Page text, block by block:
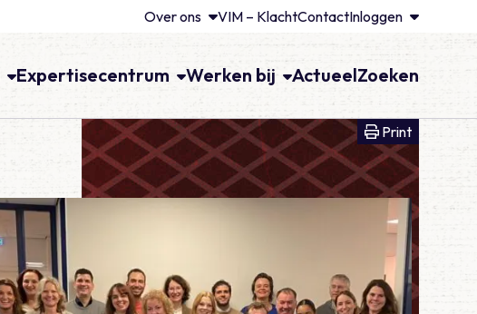
Over ons VIM – KlachtContactInloggen
Expertisecentrum Werken bij ActueelZoeken
PrintPrint